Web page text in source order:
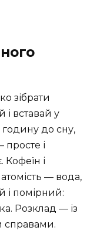
зібрати
і вставай у
до сну,
просте і
Кофеїн і
— вода,
і помірний:
Розклад — із
справами.